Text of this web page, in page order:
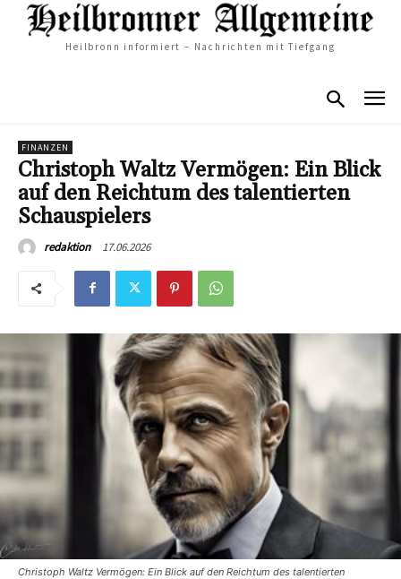
Heilbronn informiert – Nachrichten mit Tiefgang
FINANZEN
Christoph Waltz Vermögen: Ein Blick
auf den Reichtum des talentierten
Schauspielers
redaktion 17.06.2026
Christoph Waltz Vermögen: Ein Blick auf den Reichtum des talentierten